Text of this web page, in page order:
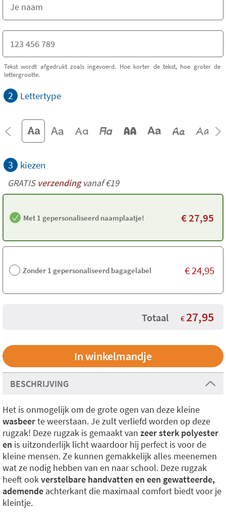
Tekst wordt afgedrukt zoals ingevoerd. Hoe korter de tekst, hoe groter de
lettergrootte.
2 Lettertype
3 kiezen
GRATISverzendingvanaf €19
Met 1 gepersonaliseerd naamplaatje! €27,95
Zonder 1 gepersonaliseerd bagagelabel €24,95
Totaal € 27,95
BESCHRIJVING
Het is onmogelijk om de grote ogen van deze kleine
wasbeerte weerstaan. Je zult verliefd worden op deze
rugzak! Deze rugzak is gemaakt van zeer sterk polyester
en is uitzonderlijk licht waardoor hij perfect is voor de
kleine mensen. Ze kunnen gemakkelijk alles meenemen
wat ze nodig hebben van en naar school. Deze rugzak
heeft ookverstelbare handvatten en een gewatteerde,
ademende achterkant die maximaal comfort biedt voor je
kleintje.